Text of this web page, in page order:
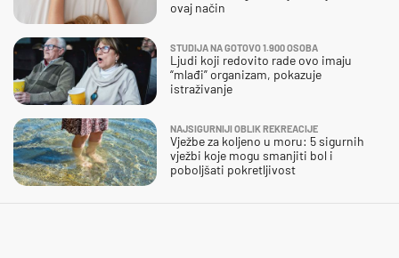
ovaj način
STUDIJA NA GOTOVO 1.900 OSOBA
Ljudi koji redovito rade ovo imaju
“mlađi” organizam, pokazuje
istraživanje
NAJSIGURNIJI OBLIK REKREACIJE
Vježbe za koljeno u moru: 5 sigurnih
vježbi koje mogu smanjiti bol i
poboljšati pokretljivost